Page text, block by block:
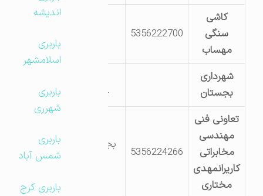
کاشی
سنگی
مهساب
5356222700
شهرداری
بجستان
-شهرداری
تعاونی فنی
مهندسی
مخابراتی
کاریرانمهدی
مختاری
5356224266
اندیشه
باربری
اسلامشهر
باربری
شهرری
باربری
شمس آباد
باربری کرج